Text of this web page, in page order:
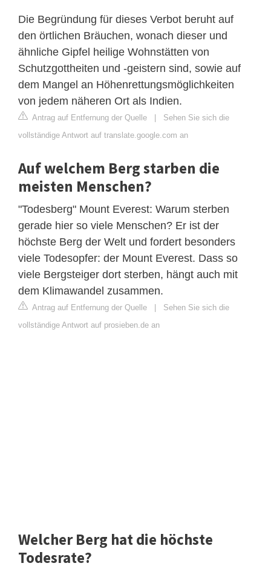
Die Begründung für dieses Verbot beruht auf
den örtlichen Bräuchen, wonach dieser und
ähnliche Gipfel heilige Wohnstätten von
Schutzgottheiten und -geistern sind, sowie auf
dem Mangel an Höhenrettungsmöglichkeiten
von jedem näheren Ort als Indien.
Antrag auf Entfernung der Quelle | Sehen Sie sich die
vollständige Antwort auf translate.google.com an
Auf welchem Berg starben die
meisten Menschen?
"Todesberg" Mount Everest: Warum sterben
gerade hier so viele Menschen? Er ist der
höchste Berg der Welt und fordert besonders
viele Todesopfer: der Mount Everest. Dass so
viele Bergsteiger dort sterben, hängt auch mit
dem Klimawandel zusammen.
Antrag auf Entfernung der Quelle | Sehen Sie sich die
vollständige Antwort auf prosieben.de an
Welcher Berg hat die höchste
Todesrate?